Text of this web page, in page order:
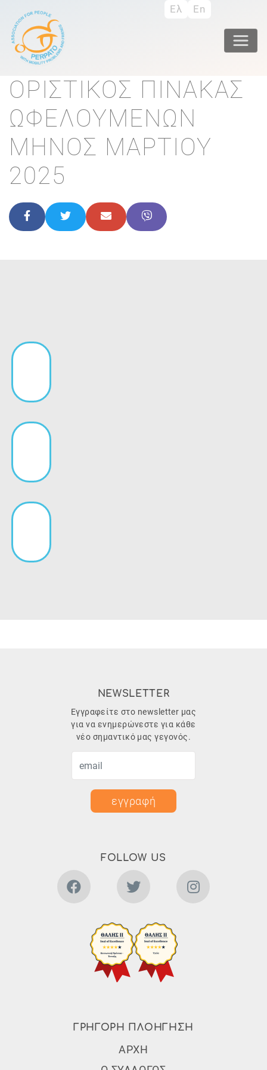
Ελ En
ΟΡΙΣΤΙΚΟΣ ΠΙΝΑΚΑΣ
ΩΦΕΛΟΥΜΕΝΩΝ
ΜΗΝΟΣ ΜΑΡΤΙΟΥ
2025
ΓΡΗΓΟΡΗ ΠΛΟΗΓΗΣΗ
Subfooter Menu
ΑΡΧΗ
FOLLOW US
NEWSLETTER
Εγγραφείτε στο newsletter μας
για να ενημερώνεστε για κάθε
νέο σημαντικό μας γεγονός.
εγγραφή